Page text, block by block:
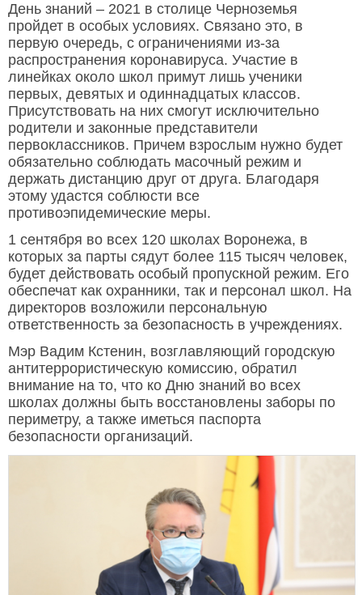
День знаний – 2021 в столице Черноземья
пройдет в особых условиях. Связано это, в
первую очередь, с ограничениями из-за
распространения коронавируса. Участие в
линейках около школ примут лишь ученики
первых, девятых и одиннадцатых классов.
Присутствовать на них смогут исключительно
родители и законные представители
первоклассников. Причем взрослым нужно будет
обязательно соблюдать масочный режим и
держать дистанцию друг от друга. Благодаря
этому удастся соблюсти все
противоэпидемические меры.
1 сентября во всех 120 школах Воронежа, в
которых за парты сядут более 115 тысяч человек,
будет действовать особый пропускной режим. Его
обеспечат как охранники, так и персонал школ. На
директоров возложили персональную
ответственность за безопасность в учреждениях.
Мэр Вадим Кстенин, возглавляющий городскую
антитеррористическую комиссию, обратил
внимание на то, что ко Дню знаний во всех
школах должны быть восстановлены заборы по
периметру, а также иметься паспорта
безопасности организаций.